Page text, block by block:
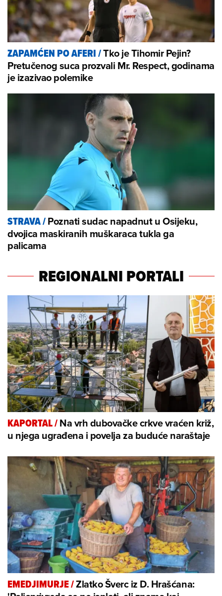
ZAPAMĆEN PO AFERI/Tko je Tihomir Pejin?
Pretučenog suca prozvali Mr. Respect, godinama
je izazivao polemike
STRAVA/Poznati sudac napadnut u Osijeku,
dvojica maskiranih muškaraca tukla ga
palicama
REGIONALNI PORTALI
KAPORTAL/Na vrh dubovačke crkve vraćen križ,
u njega ugrađena i povelja za buduće naraštaje
EMEDJIMURJE/Zlatko Šverc iz D. Hrašćana: